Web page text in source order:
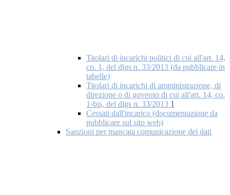
Titolari di incarichi politici di cui all'art. 14,
co. 1, del dlgs n. 33/2013 (da pubblicare in
tabelle)
Titolari di incarichi di amministrazione, di
direzione o di governo di cui all'art. 14, co.
1-bis, del dlgs n. 33/2013 1
Cessati dall'incarico (documentazione da
pubblicare sul sito web)
Sanzioni per mancata comunicazione dei dati